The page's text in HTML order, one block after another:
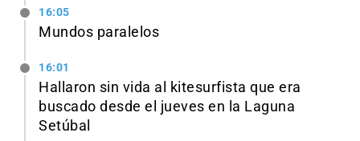
16:05
Mundos paralelos
16:01
Hallaron sin vida al kitesurfista que era
buscado desde el jueves en la Laguna
Setúbal